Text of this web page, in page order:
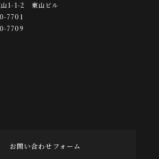
山1-1-2 東山ビル
7701
7709
お問い合わせフォーム